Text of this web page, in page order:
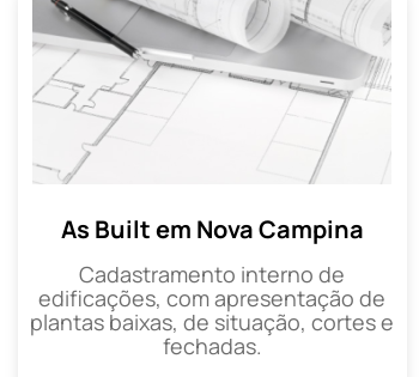
As Built em Nova Campina
Cadastramento interno de
edificações, com apresentação de
plantas baixas, de situação, cortes e
fechadas.